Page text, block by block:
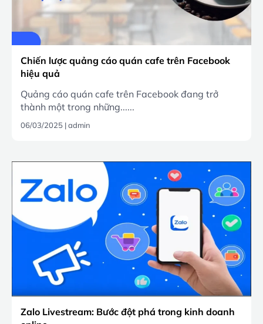
Chiến lược quảng cáo quán cafe trên Facebook
hiệu quả
Quảng cáo quán cafe trên Facebook đang trở
thành một trong những......
06/03/2025 |admin
Zalo Livestream: Bước đột phá trong kinh doanh